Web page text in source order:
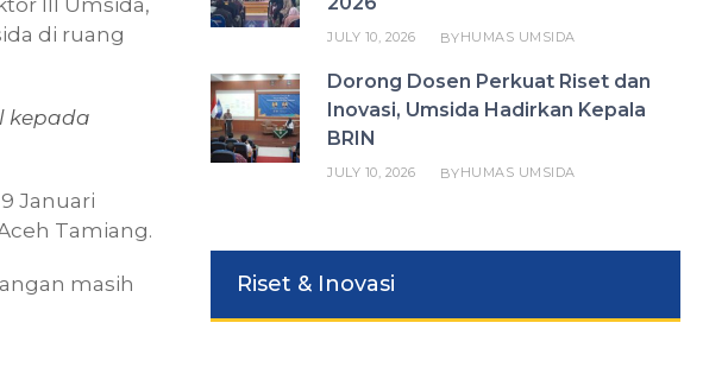
di ruang
kepada
Januari
Tamiang.
masih
JULY 10, 2026 BYHUMAS UMSIDA
Dorong Dosen Perkuat Riset dan
Inovasi, Umsida Hadirkan Kepala
BRIN
JULY 10, 2026 BYHUMAS UMSIDA
Riset & Inovasi